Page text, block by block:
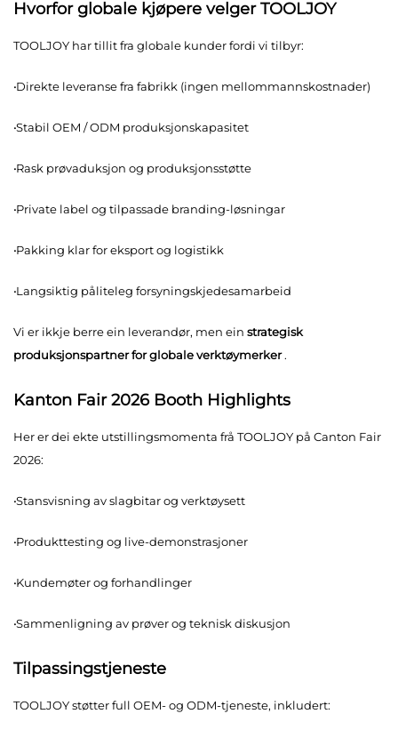
Hvorfor globale kjøpere velger TOOLJOY
TOOLJOY har tillit fra globale kunder fordi vi tilbyr:
·Direkte leveranse fra fabrikk (ingen mellommannskostnader)
·Stabil OEM / ODM produksjonskapasitet
·Rask prøvaduksjon og produksjonsstøtte
·Private label og tilpassade branding-løsningar
·Pakking klar for eksport og logistikk
·Langsiktig påliteleg forsyningskjedesamarbeid
Vi er ikkje berre ein leverandør, men ein strategisk
produksjonspartner for globale verktøymerker.
Kanton Fair 2026 Booth Highlights
Her er dei ekte utstillingsmomenta frå TOOLJOY på Canton Fair
2026:
·Stansvisning av slagbitar og verktøysett
·Produkttesting og live-demonstrasjoner
·Kundemøter og forhandlinger
·Sammenligning av prøver og teknisk diskusjon
Tilpassingstjeneste
TOOLJOY støtter full OEM- og ODM-tjeneste, inkludert: